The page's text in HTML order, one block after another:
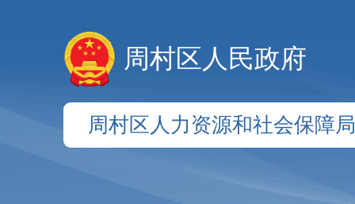
周村区人民政府
周村区人力资源和社会保障局